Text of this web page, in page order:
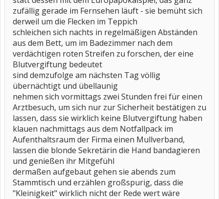
zufällig gerade im Fernsehen läuft - sie bemüht sich
derweil um die Flecken im Teppich
schleichen sich nachts in regelmäßigen Abständen
aus dem Bett, um im Badezimmer nach dem
verdächtigen roten Streifen zu forschen, der eine
Blutvergiftung bedeutet
sind demzufolge am nächsten Tag völlig
übernächtigt und übellaunig
nehmen sich vormittags zwei Stunden frei für einen
Arztbesuch, um sich nur zur Sicherheit bestätigen zu
lassen, dass sie wirklich keine Blutvergiftung haben
klauen nachmittags aus dem Notfallpack im
Aufenthaltsraum der Firma einen Mullverband,
lassen die blonde Sekretärin die Hand bandagieren
und genießen ihr Mitgefühl
dermaßen aufgebaut gehen sie abends zum
Stammtisch und erzählen großspurig, dass die
"Kleinigkeit" wirklich nicht der Rede wert wäre